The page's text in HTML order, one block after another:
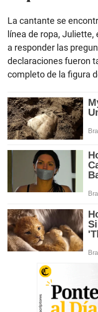
La cantante se
línea de ropa, Juliette,
a responder las
declaraciones fueron
completo de la figura